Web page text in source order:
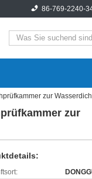
86-769-2240-
zur
zur